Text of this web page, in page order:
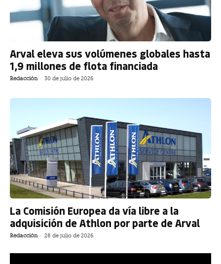
Arval eleva sus volúmenes globales hasta
1,9 millones de flota financiada
Redacción - 30 de julio de 2026
La Comisión Europea da vía libre a la
adquisición de Athlon por parte de Arval
Redacción - 28 de julio de 2026